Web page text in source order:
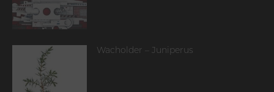
Wacholder – Juniperus